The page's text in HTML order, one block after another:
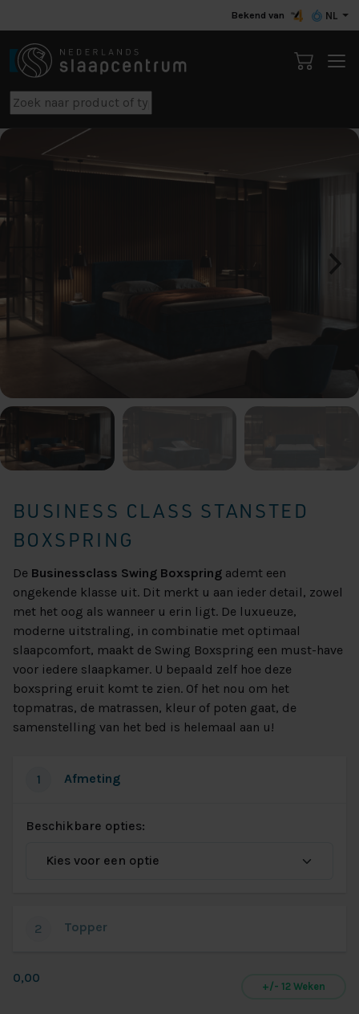
Bekend van NL
BUSINESS CLASS STANSTED
BOXSPRING
De Businessclass Swing Boxspring ademt een
ongekende klasse uit. Dit merkt u aan ieder detail, zowel
met het oog als wanneer u erin ligt. De luxueuze,
moderne uitstraling, in combinatie met optimaal
slaapcomfort, maakt de Swing Boxspring een must-have
voor iedere slaapkamer. U bepaald zelf hoe deze
boxspring eruit komt te zien. Of het nou om het
topmatras, de matrassen, kleur of poten gaat, de
samenstelling van het bed is helemaal aan u!
1 Afmeting
Beschikbare opties:
2 Topper
0,00
+/- 12 Weken